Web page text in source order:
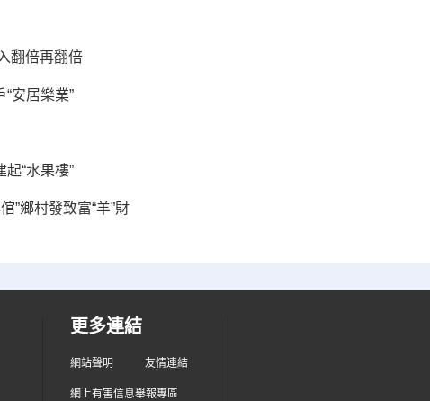
翻倍再翻倍
安居樂業”
“水果樓”
”鄉村發致富“羊”財
更多連結
網站聲明 友情連結
網上有害信息舉報專區